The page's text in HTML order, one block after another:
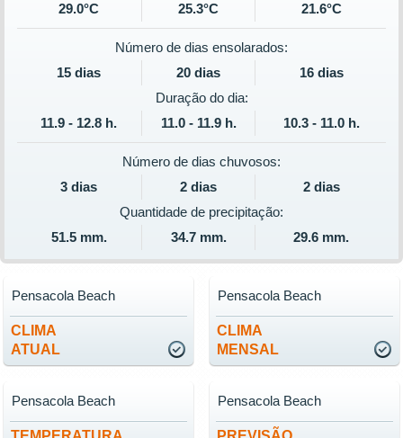
29.0°C
25.3°C 21.6°C
Número de dias ensolarados:
15 dias
20 dias
16 dias
Duração do dia:
11.9 - 12.8 h.
11.0 - 11.9 h. 10.3 - 11.0 h.
Número de dias chuvosos:
3 dias
2 dias
2 dias
Quantidade de precipitação:
51.5 mm.
34.7 mm. 29.6 mm.
CLIMA
ATUAL
Pensacola Beach
CLIMA
MENSAL
Pensacola Beach
Pensacola Beach Pensacola Beach